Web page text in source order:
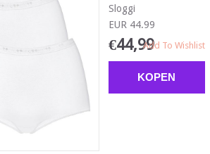
Sloggi
EUR 44.99
€44,99
KOPEN
Add To Wishlist